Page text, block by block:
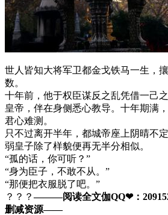
世人皆知大将军卫都金戈铁马一生，
数。
十年前，他于权臣谋反之乱凭借一己
皇帝，伴在身侧悉心教导。十年期满
君心难测。
只不过离开半年，都城帝座上阴晴不
弱皇子除了样貌便再无半分相似。
“孤的话，你可听？”
“身为臣子，不敢不从。”
“那便把衣服脱了吧。”
？？？———阅读全文伽QQ❤：
删减资源—​​​​—